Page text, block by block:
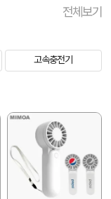
전체보기
고속충전기